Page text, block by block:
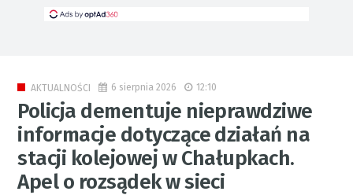
AKTUALNOŚCI 6 sierpnia 2026 12:10
Policja dementuje nieprawdziwe
informacje dotyczące działań na
stacji kolejowej w Chałupkach.
Apel o rozsądek w sieci